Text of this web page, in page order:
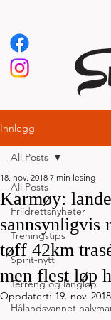
Innlegg
All Posts
Friidrettsnyheter
Treningstips
Spirit-nytt
Terreng og langløp
Hålandsvannet
All Posts
Karmøy:
sannsynligvis
tøff 42km
men flest løp
18. nov. 2018 7 min lesing
Oppdatert: 19. nov. 2018